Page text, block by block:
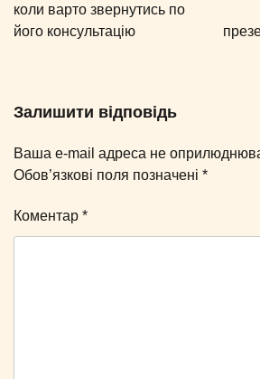
коли варто звернутись по
його консультацію
Залишити відповідь
Ваша e-mail адреса не
Обов’язкові поля позначені *
Коментар *